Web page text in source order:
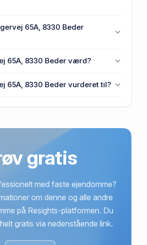
65A, 8330 Beder
Beder.
65A, 8330 Beder værd?
i 1997.
65A, 8330 Beder vurderet til?
gratis
med faste ejendomme?
om denne og alle andre
på Resights-platformen. Du
gratis via nedenstående link.